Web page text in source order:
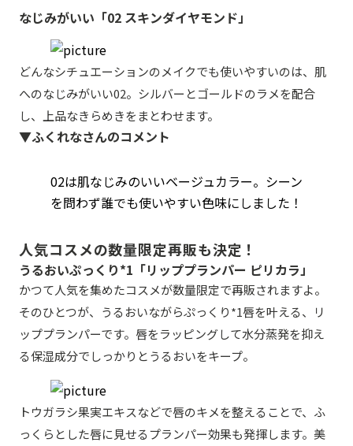
なじみがいい「02 スキンダイヤモンド」
どんなシチュエーションのメイクでも使いやすいのは、肌
へのなじみがいい02。シルバーとゴールドのラメを配合
し、上品なきらめきをまとわせます。
▼ふくれなさんのコメント
02は肌なじみのいいベージュカラー。シーン
を問わず誰でも使いやすい色味にしました！
人気コスメの数量限定再販も決定！
うるおいぷっくり*1「リッププランパー ピリカラ」
かつて人気を集めたコスメが数量限定で再販されますよ。
そのひとつが、うるおいながらぷっくり*1唇を叶える、リ
ッププランパーです。唇をラッピングして水分蒸発を抑え
る保湿成分でしっかりとうるおいをキープ。
トウガラシ果実エキスなどで唇のキメを整えることで、ふ
っくらとした唇に見せるプランパー効果も発揮します。美